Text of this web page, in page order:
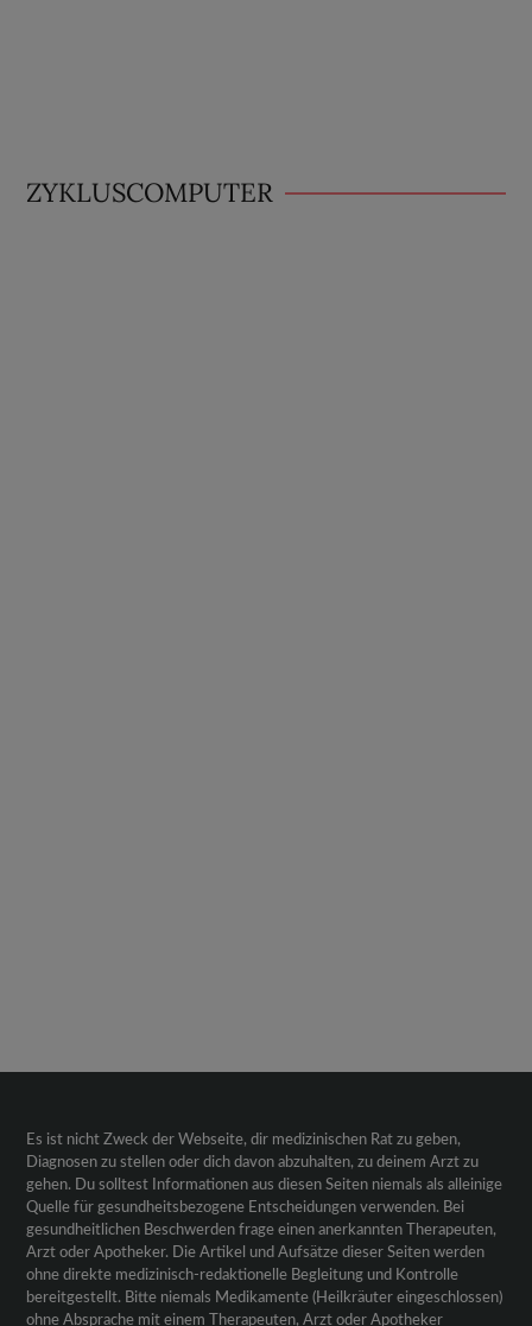
ZYKLUSCOMPUTER
Es ist nicht Zweck der Webseite, dir medizinischen Rat zu geben,
Diagnosen zu stellen oder dich davon abzuhalten, zu deinem Arzt zu
gehen. Du solltest Informationen aus diesen Seiten niemals als alleinige
Quelle für gesundheitsbezogene Entscheidungen verwenden. Bei
gesundheitlichen Beschwerden frage einen anerkannten Therapeuten,
Arzt oder Apotheker. Die Artikel und Aufsätze dieser Seiten werden
ohne direkte medizinisch-redaktionelle Begleitung und Kontrolle
bereitgestellt. Bitte niemals Medikamente (Heilkräuter eingeschlossen)
ohne Absprache mit einem Therapeuten, Arzt oder Apotheker